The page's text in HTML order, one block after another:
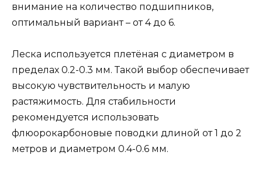
внимание на количество подшипников,
оптимальный вариант – от 4 до 6.
Леска используется плетёная с диаметром в
пределах 0.2-0.3 мм. Такой выбор обеспечивает
высокую чувствительность и малую
растяжимость. Для стабильности
рекомендуется использовать
флюорокарбоновые поводки длиной от 1 до 2
метров и диаметром 0.4-0.6 мм.